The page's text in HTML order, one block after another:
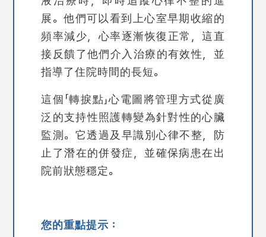
展。他們可以看到上心室早期收縮的
頻率減少，心率逐漸恢復正常，這直
接反饋了他們介入治療的有效性，並
指導了住院時間的長短。
這個「轉捩點」心電圖將管理方式從廣
泛的支持性照護轉變為針對性的心臟
監測。它透過及早識別心律不整，防
止了潛在的併發症，並確保病患在出
院前狀態穩定。
您的重點提示：